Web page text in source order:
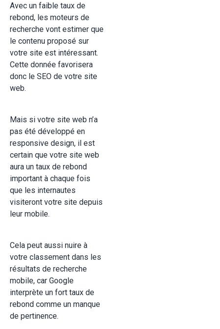
Avec un faible taux de
rebond, les moteurs de
recherche vont estimer que
le contenu proposé sur
votre site est intéressant.
Cette donnée favorisera
donc le SEO de votre site
web.
Mais si votre site web n’a
pas été développé en
responsive design, il est
certain que votre site web
aura un taux de rebond
important à chaque fois
que les internautes
visiteront votre site depuis
leur mobile.
Cela peut aussi nuire à
votre classement dans les
résultats de recherche
mobile, car Google
interprète un fort taux de
rebond comme un manque
de pertinence.